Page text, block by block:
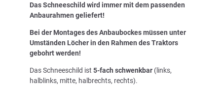
Das Schneeschild wird immer mit dem passenden
Anbaurahmen geliefert!
Bei der Montages des Anbaubockes müssen unter
Umständen Löcher in den Rahmen des Traktors
gebohrt werden!
Das Schneeschild ist 5-fach schwenkbar (links,
halblinks, mitte, halbrechts, rechts).